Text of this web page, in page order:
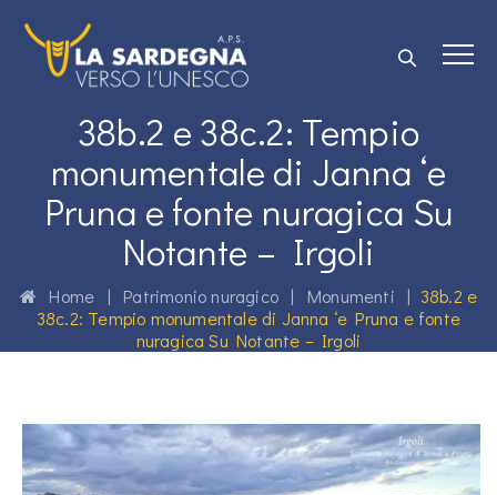
38b.2 e 38c.2: Tempio
monumentale di Janna ‘e
Pruna e fonte nuragica Su
Notante – Irgoli
Home | Patrimonio nuragico | Monumenti | 38b.2 e
38c.2: Tempio monumentale di Janna ‘e Pruna e fonte
nuragica Su Notante – Irgoli